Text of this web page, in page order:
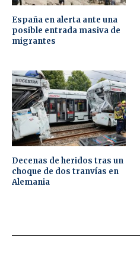
España en alerta ante una
posible entrada masiva de
migrantes
Decenas de heridos tras un
choque de dos tranvías en
Alemania